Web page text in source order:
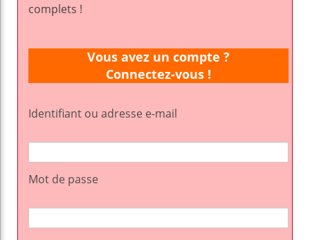
complets !
Vous avez un compte ?
Connectez-vous !
Identifiant ou adresse e-mail
Mot de passe